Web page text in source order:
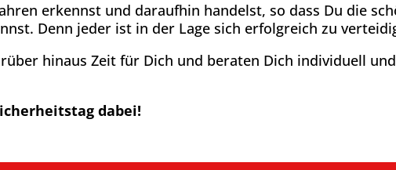
erkennst und daraufhin handelst, so dass Du die
Denn jeder ist in der Lage sich erfolgreich zu
hinaus Zeit für Dich und beraten Dich individuell
dabei!